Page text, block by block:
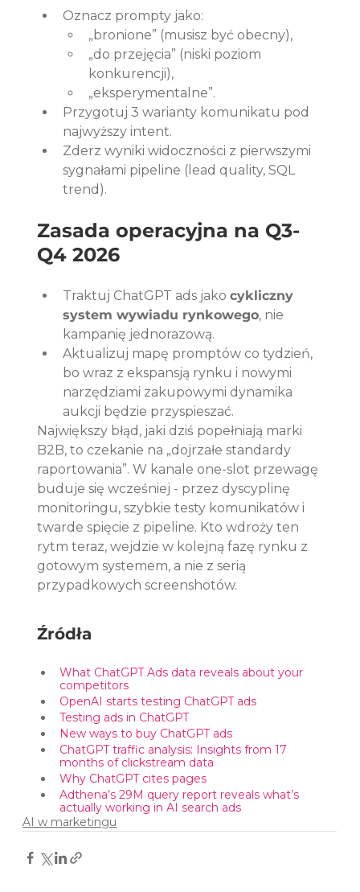
Oznacz prompty jako:
„bronione” (musisz być obecny),
„do przejęcia” (niski poziom
konkurencji),
„eksperymentalne”.
Przygotuj 3 warianty komunikatu pod
najwyższy intent.
Zderz wyniki widoczności z pierwszymi
sygnałami pipeline (lead quality, SQL
trend).
Zasada operacyjna na Q3-
Q4 2026
Traktuj ChatGPT ads jako cykliczny
system wywiadu rynkowego, nie
kampanię jednorazową.
Aktualizuj mapę promptów co tydzień,
bo wraz z ekspansją rynku i nowymi
narzędziami zakupowymi dynamika
aukcji będzie przyspieszać.
Największy błąd, jaki dziś popełniają marki
B2B, to czekanie na „dojrzałe standardy
raportowania”. W kanale one-slot przewagę
buduje się wcześniej - przez dyscyplinę
monitoringu, szybkie testy komunikatów i
twarde spięcie z pipeline. Kto wdroży ten
rytm teraz, wejdzie w kolejną fazę rynku z
gotowym systemem, a nie z serią
przypadkowych screenshotów.
Źródła
What ChatGPT Ads data reveals about your
competitors
OpenAI starts testing ChatGPT ads
Testing ads in ChatGPT
New ways to buy ChatGPT ads
ChatGPT traffic analysis: Insights from 17
months of clickstream data
Why ChatGPT cites pages
Adthena’s 29M query report reveals what’s
actually working in AI search ads
AI w marketingu